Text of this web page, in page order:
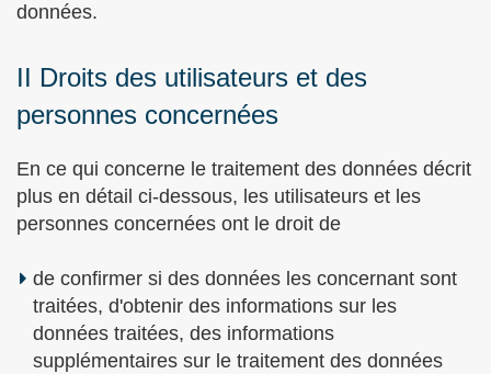
données.
II Droits des utilisateurs et des
personnes concernées
En ce qui concerne le traitement des données décrit
plus en détail ci-dessous, les utilisateurs et les
personnes concernées ont le droit de
de confirmer si des données les concernant sont
traitées, d'obtenir des informations sur les
données traitées, des informations
supplémentaires sur le traitement des données